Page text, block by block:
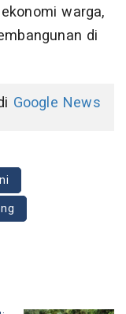
warga,
di
Google News